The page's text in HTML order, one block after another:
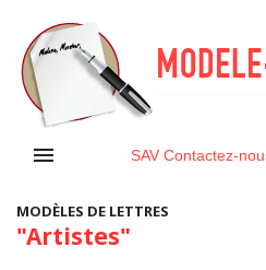
 SAV Contactez-
MODÈLES DE LETTRES
"Artistes"